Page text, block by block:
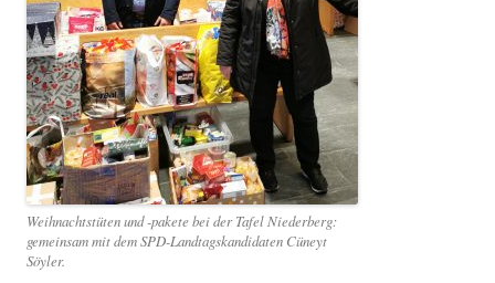
Weihnachtstüten und -pakete bei der Tafel Niederberg:
gemeinsam mit dem SPD-Landtagskandidaten Cüneyt
Söyler.